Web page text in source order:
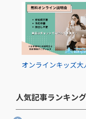
オンラインキッズ大
人気記事ランキング​